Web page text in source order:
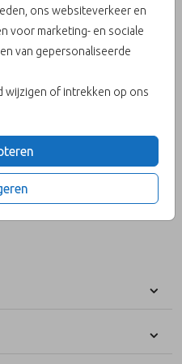
ons websiteverkeer en
voor marketing- en sociale
van gepersonaliseerde
wijzigen of intrekken op ons